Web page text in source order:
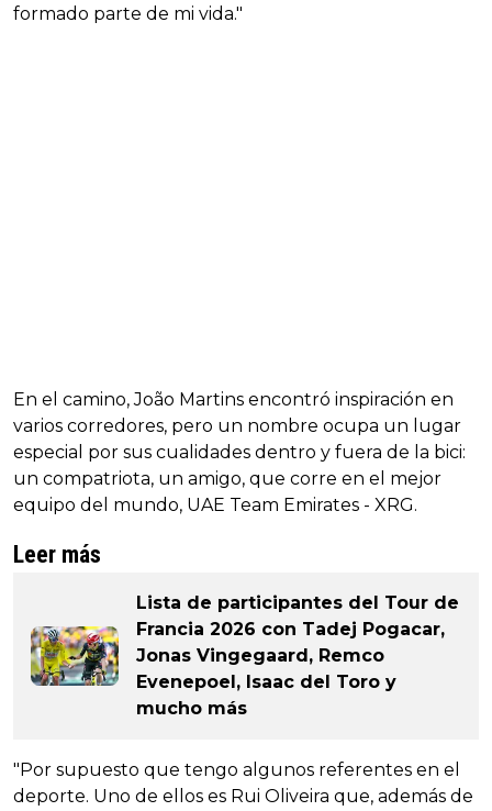
formado parte de mi vida."
En el camino, João Martins encontró inspiración en
varios corredores, pero un nombre ocupa un lugar
especial por sus cualidades dentro y fuera de la bici:
un compatriota, un amigo, que corre en el mejor
equipo del mundo, UAE Team Emirates - XRG.
Leer más
Lista de participantes del Tour de
Francia 2026 con Tadej Pogacar,
Jonas Vingegaard, Remco
Evenepoel, Isaac del Toro y
mucho más
"Por supuesto que tengo algunos referentes en el
deporte. Uno de ellos es Rui Oliveira que, además de